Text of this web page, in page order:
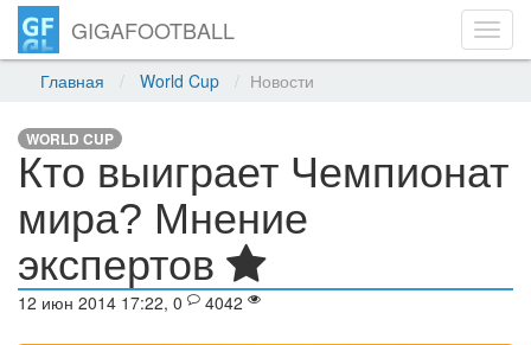
GIGAFOOTBALL
Главная World Cup Новости
WORLD CUP
Кто выиграет Чемпионат
мира? Мнение
экспертов
12 июн 2014 17:22, 0 4042